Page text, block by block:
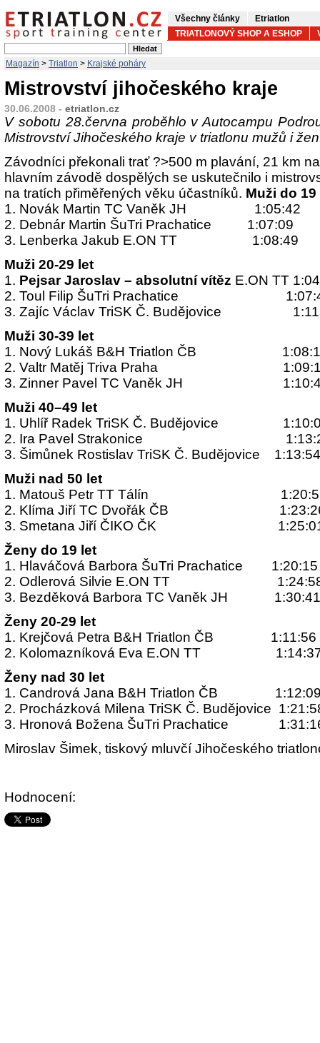
Všechny články
Etriatlon
TRIATLONOVÝ SHOP A ESHOP
Magazín > Triatlon > Krajské poháry
Mistrovství jihočeského kraje
30.06.2008 - etriatlon.cz
V sobotu 28.června proběhlo v Autocampu
Mistrovství Jihočeského kraje v triatlonu mužů i
Závodníci překonali trať ?>500 m plavání, 21 km
hlavním závodě dospělých se uskutečnilo i
na tratích přiměřených věku účastníků. Muži do 19
1. Novák Martin TC Vaněk JH 1:05:42
2. Debnár Martin ŠuTri Prachatice 1:07:09
3. Lenberka Jakub E.ON TT 1:08:49
Muži 20-29 let
1. Pejsar Jaroslav – absolutní vítěz E.ON TT
2. Toul Filip ŠuTri Prachatice
3. Zajíc Václav TriSK Č. Budějovice
Muži 30-39 let
1. Nový Lukáš B&H Triatlon ČB
2. Valtr Matěj Triva Praha
3. Zinner Pavel TC Vaněk JH
Muži 40–49 let
1. Uhlíř Radek TriSK Č. Budějovice
2. Ira Pavel Strakonice
3. Šimůnek Rostislav TriSK Č. Budějovice 1:13:54
Muži nad 50 let
1. Matouš Petr TT Tálín
2. Klíma Jiří TC Dvořák ČB
3. Smetana Jiří ČIKO ČK
Ženy do 19 let
1. Hlaváčová Barbora ŠuTri Prachatice 1:20:15
2. Odlerová Silvie E.ON TT
3. Bezděková Barbora TC Vaněk JH 1:30:41
Ženy 20-29 let
1. Krejčová Petra B&H Triatlon ČB 1:11:56
2. Kolomazníková Eva E.ON TT
Ženy nad 30 let
1. Candrová Jana B&H Triatlon ČB
2. Procházková Milena TriSK Č. Budějovice
3. Hronová Božena ŠuTri Prachatice
Miroslav Šimek, tiskový mluvčí Jihočeského
Hodnocení: